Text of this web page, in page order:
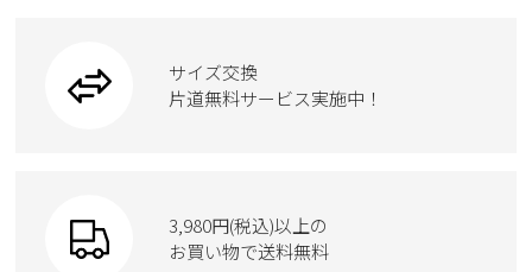
ウェア
moz
ブーツ
Parade
new balance
トートバッグサイズ交換
片道無料サービス実施中！
3,980円(税込)以上の
お買い物で送料無料